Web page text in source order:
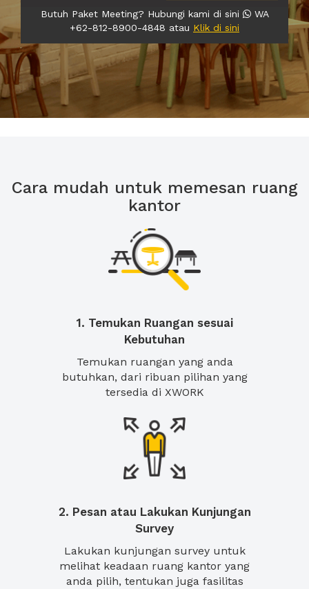
Butuh Paket Meeting? Hubungi kami di sini
WA
+62-812-8900-4848 atau Klik di sini
Cara mudah untuk memesan ruang
kantor
1. Temukan Ruangan sesuai
Kebutuhan
Temukan ruangan yang anda
butuhkan, dari ribuan pilihan yang
tersedia di XWORK
2. Pesan atau Lakukan Kunjungan
Survey
Lakukan kunjungan survey untuk
melihat keadaan ruang kantor yang
anda pilih, tentukan juga fasilitas